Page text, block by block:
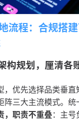
流程：合规搭
构规划，厘清各
，优先选择品类垂直
阵三大主流模式。统
，职责不重叠 ：主